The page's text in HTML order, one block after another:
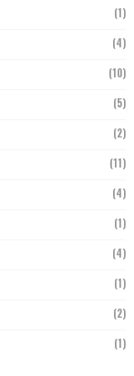
(1)
(4)
(10)
(5)
(2)
(11)
(4)
(1)
(4)
(1)
(2)
(1)